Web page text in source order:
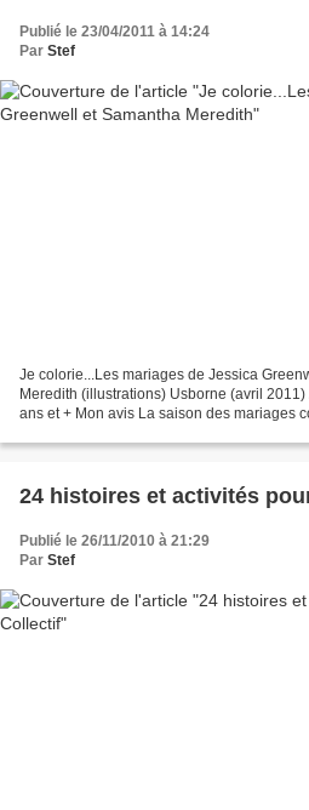
Publié le 23/04/2011 à 14:24
Par Stef
Je colorie...Les mariages de Jessica
Meredith (illustrations) Usborne (avril
ans et + Mon avis La saison des mariages
24 histoires et activités
Publié le 26/11/2010 à 21:29
Par Stef